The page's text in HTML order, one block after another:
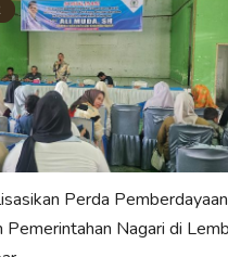
Perda Pemberdayaan
Pemerintahan Nagari di